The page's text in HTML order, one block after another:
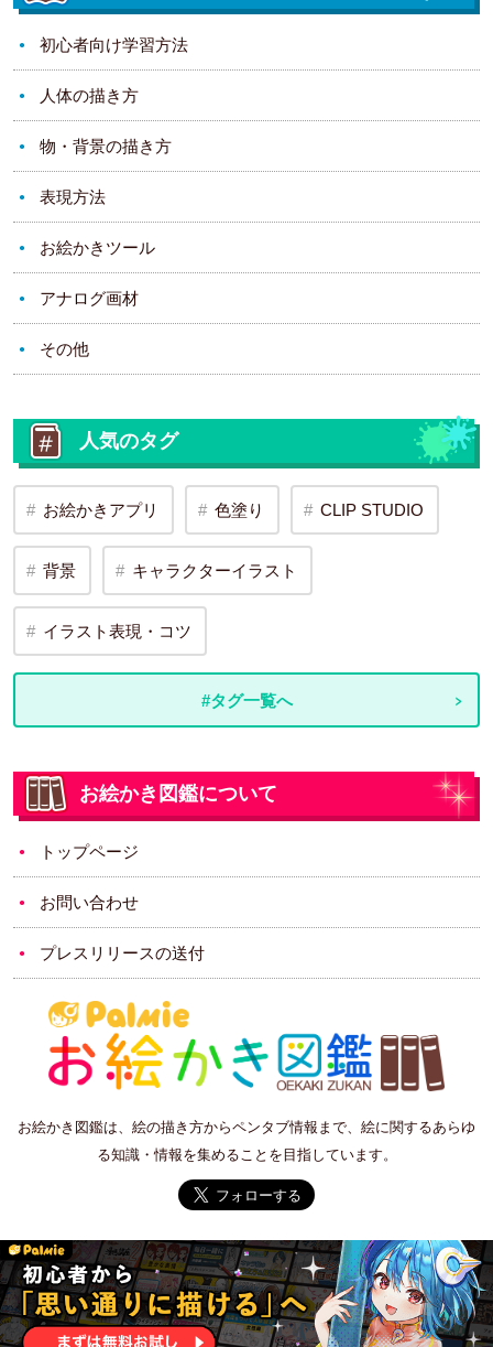
初心者向け学習方法
人体の描き方
物・背景の描き方
表現方法
お絵かきツール
アナログ画材
その他
人気のタグ
お絵かきアプリ 色塗り CLIP STUDIO
背景 キャラクターイラスト
イラスト表現・コツ
#タグ一覧へ
お絵かき図鑑について
トップページ
お問い合わせ
プレスリリースの送付
お絵かき図鑑は、絵の描き方からペンタブ情報まで、絵に関するあらゆ
る知識・情報を集めることを目指しています。